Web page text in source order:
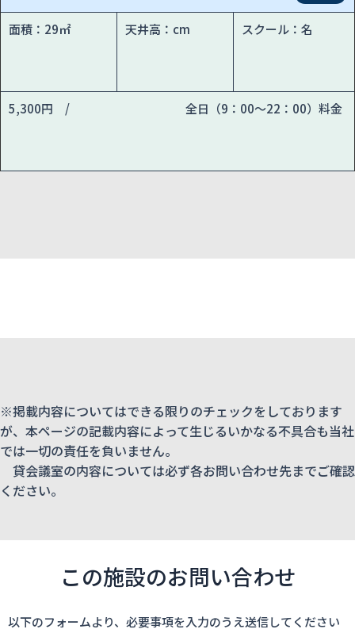
面積：29㎡ 天井高：cm スクール：名
5,300円 / 全日（9：00～22：00）料金
※掲載内容についてはできる限りのチェックをしております
が、本ページの記載内容によって生じるいかなる不具合も当社
では一切の責任を負いません。
貸会議室の内容については必ず各お問い合わせ先までご確認
ください。
この施設のお問い合わせ
以下のフォームより、必要事項を入力のうえ送信してください